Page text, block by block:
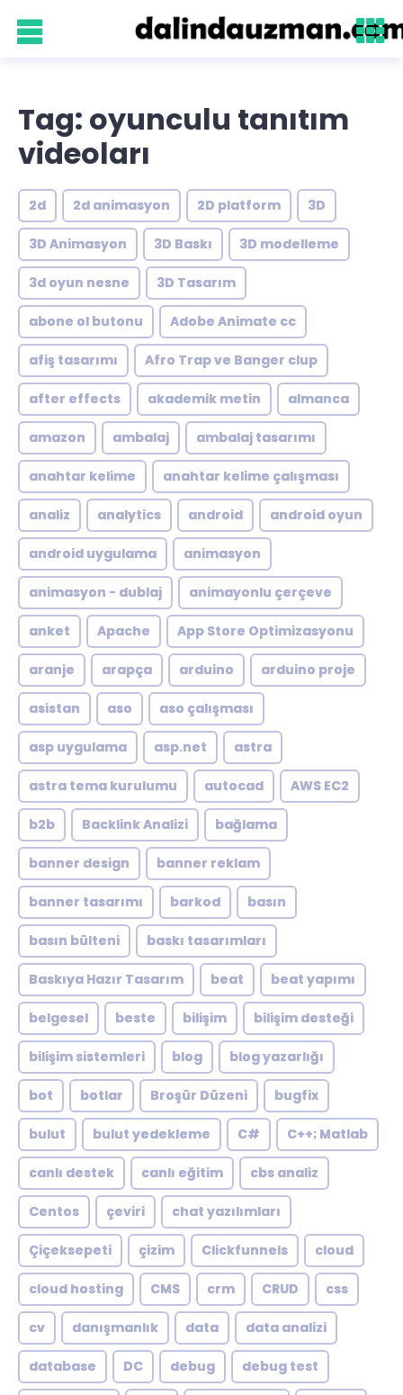
Tag: oyunculu tanıtım
videoları
2d 2d animasyon 2D platform 3D
3D Animasyon 3D Baskı 3D modelleme
3d oyun nesne 3D Tasarım
abone ol butonu Adobe Animate cc
afiş tasarımı Afro Trap ve Banger clup
after effects akademik metin almanca
amazon ambalaj ambalaj tasarımı
anahtar kelime anahtar kelime çalışması
analiz analytics android android oyun
android uygulama animasyon
animasyon - dublaj animayonlu çerçeve
anket Apache App Store Optimizasyonu
aranje arapça arduino arduino proje
asistan aso aso çalışması
asp uygulama asp.net astra
astra tema kurulumu autocad AWS EC2
b2b Backlink Analizi bağlama
banner design banner reklam
banner tasarımı barkod basın
basın bülteni baskı tasarımları
Baskıya Hazır Tasarım beat beat yapımı
belgesel beste bilişim bilişim desteği
bilişim sistemleri blog blog yazarlığı
bot botlar Broşür Düzeni bugfix
bulut bulut yedekleme C# C++; Matlab
canlı destek canlı eğitim cbs analiz
Centos çeviri chat yazılımları
Çiçeksepeti çizim Clickfunnels cloud
cloud hosting CMS crm CRUD css
cv danışmanlık data data analizi
database DC debug debug test